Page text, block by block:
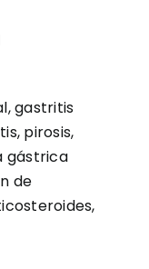
gastritis
pirosis,
gástrica
de